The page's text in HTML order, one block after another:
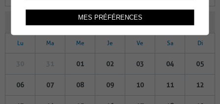
FÉVRIER 2023
Lu Ma Me Je Ve Sa Di
01 02 03 04 05
06 07 08 09 10 11 12
MES PRÉFÉRENCES